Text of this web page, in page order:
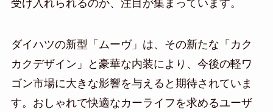
受け入れられるのか、注目が集まっています。
ダイハツの新型「ムーヴ」は、その新たな「カク
カクデザイン」と豪華な内装により、今後の軽ワ
ゴン市場に大きな影響を与えると期待されていま
す。おしゃれで快適なカーライフを求めるユーザ